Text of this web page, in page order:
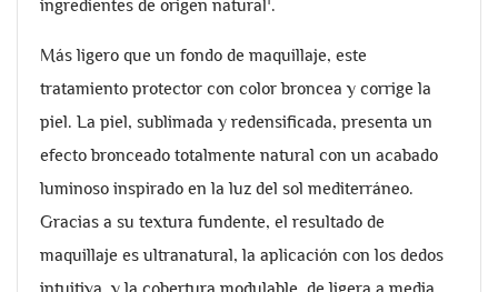
ingredientes de origen natural .
Más ligero que un fondo de maquillaje, este
tratamiento protector con color broncea y corrige la
piel. La piel, sublimada y redensificada, presenta un
efecto bronceado totalmente natural con un acabado
luminoso inspirado en la luz del sol mediterráneo.
Gracias a su textura fundente, el resultado de
maquillaje es ultranatural, la aplicación con los dedos